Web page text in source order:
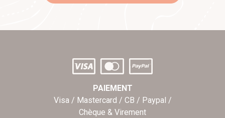
PAIEMENT
Visa / Mastercard / CB / Paypal /
Chèque & Virement